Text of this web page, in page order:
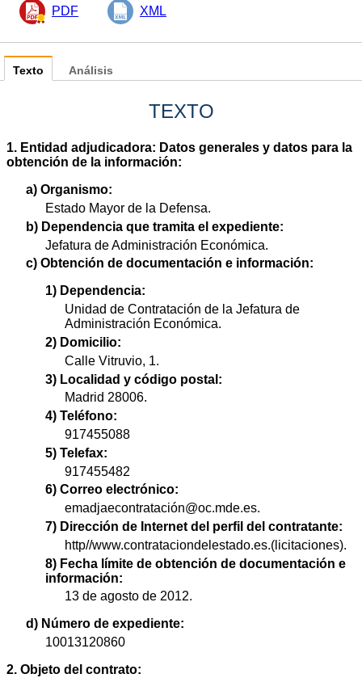
PDF XML
Texto
TEXTO
1. Entidad adjudicadora: Datos generales y datos para la
obtención de la información:
a) Organismo:
Estado Mayor de la Defensa.
b) Dependencia que tramita el expediente:
Jefatura de Administración Económica.
c) Obtención de documentación e información:
1) Dependencia:
Unidad de Contratación de la Jefatura de
Administración Económica.
2) Domicilio:
Calle Vitruvio, 1.
3) Localidad y código postal:
Madrid 28006.
4) Teléfono:
917455088
5) Telefax:
917455482
6) Correo electrónico:
emadjaecontratación@oc.mde.es.
7) Dirección de Internet del perfil del contratante:
http//www.contrataciondelestado.es.(licitaciones).
8) Fecha límite de obtención de documentación e
información:
13 de agosto de 2012.
d) Número de expediente:
10013120860
2. Objeto del contrato:
Análisis